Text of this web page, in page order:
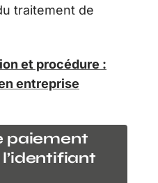
traitement de
et procédure :
entreprise
paiement
l’identifiant